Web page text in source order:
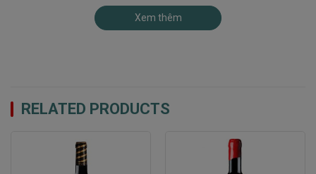
tại Nuits-Saint-Georges, nằm ở phía Nam
của làng và có địa hình lý tưởng với độ thoát nước tốt
Burgundy, nổi tiếng với sự thanh lịch, tinh tế và khả năng
phản ánh chính xác “terroir” nơi nó được trồng. Pinot
Xem thêm
RELATED PRODUCTS